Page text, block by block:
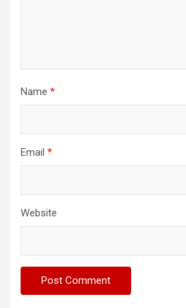
Name *
Email *
Website